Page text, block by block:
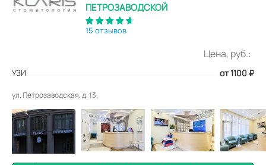
ПЕТРОЗАВОДСКОЙ
15 отзывов
Цена, руб.:
УЗИ от 1100 ₽
ул. Петрозаводская, д. 13.